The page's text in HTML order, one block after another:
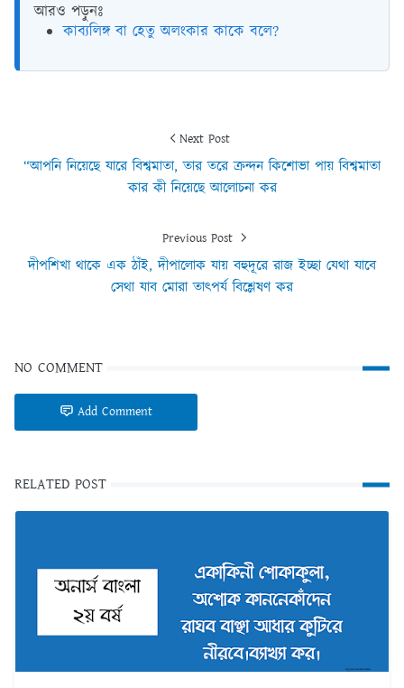
আরও পড়ুনঃ
কাব্যলিঙ্গ বা হেতু অলংকার কাকে বলে?
Next Post
“আপনি নিয়েছে যারে বিশ্বমাতা, তার তরে ক্রন্দন কিশোভা পায় বিশ্বমাতা
কার কী নিয়েছে আলোচনা কর
Previous Post
দীপশিখা থাকে এক ঠাঁই, দীপালোক যায় বহুদূরে রাজ ইচ্ছা যেথা যাবে
সেথা যাব মোরা তাৎপর্য বিশ্লেষণ কর
NO COMMENT
Add Comment
RELATED POST